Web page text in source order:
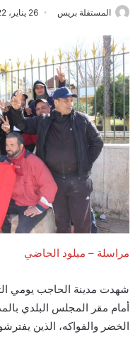
المستقلة بريس 26 يناير، 2022
مراسلة – ميلود الحاضي
أمام مقر المجلس البلدي
الخضر والفواكه، الذين